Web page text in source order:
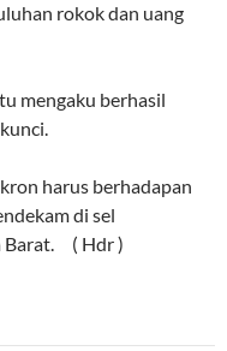
rokok dan uang
mengaku berhasil
harus berhadapan
di sel
Barat. ( Hdr )